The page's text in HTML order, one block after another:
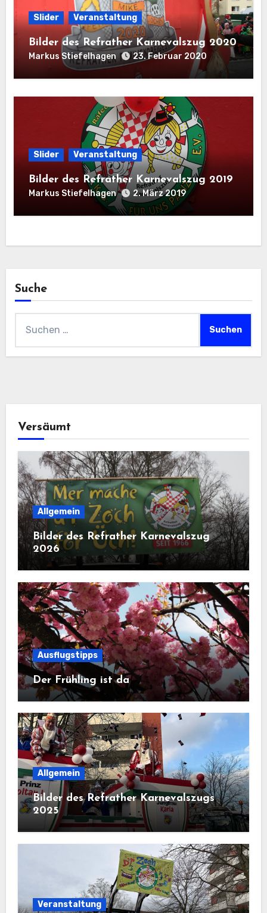
Slider Veranstaltung
Bilder des Refrather Karnevalszug 2020
Markus Stiefelhagen 23. Februar 2020
Slider Veranstaltung
Bilder des Refrather Karnevalszug 2019
Markus Stiefelhagen 2. März 2019
Suche
Versäumt
Allgemein
Bilder des Refrather Karnevalszug
2026
Ausflugstipps
Der Frühling ist da
Allgemein
Bilder des Refrather Karnevalszugs
2025
Veranstaltung